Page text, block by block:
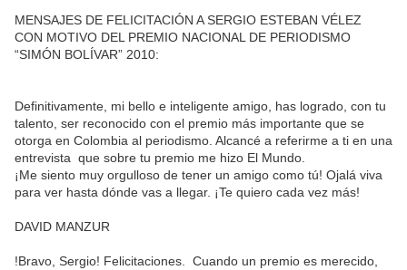
MENSAJES DE FELICITACIÓN A SERGIO ESTEBAN VÉLEZ
CON MOTIVO DEL PREMIO NACIONAL DE PERIODISMO
“SIMÓN BOLÍVAR” 2010:
Definitivamente, mi bello e inteligente amigo, has logrado, con tu
talento, ser reconocido con el premio más importante que se
otorga en Colombia al periodismo. Alcancé a referirme a ti en una
entrevista que sobre tu premio me hizo El Mundo.
¡Me siento muy orgulloso de tener un amigo como tú! Ojalá viva
para ver hasta dónde vas a llegar. ¡Te quiero cada vez más!
DAVID MANZUR
!Bravo, Sergio! Felicitaciones. Cuando un premio es merecido,